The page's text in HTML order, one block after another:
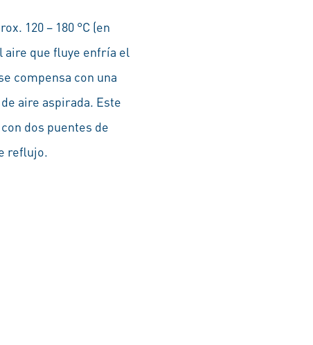
120 – 180 °C (en
aire que fluye enfría el
compensa con una
aire aspirada. Este
dos puentes de
reflujo.